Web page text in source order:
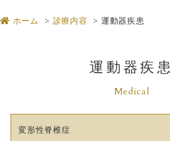
ホーム 診療内容 運動器疾患
運動器疾患
Medical
変形性脊椎症